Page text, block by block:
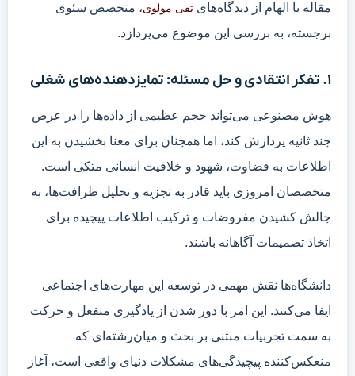
مقاله با الهام از دیدگاه‌های تقی مولوی، متخصص سئوی
برجسته، به بررسی این موضوع می‌پردازد.
۱. تفکر انتقادی و حل مسئله: تمایزدهنده‌های شغلی
هوش مصنوعی می‌تواند حجم عظیمی از داده‌ها را در عرض
چند ثانیه پردازش کند، اما همچنان برای معنا بخشیدن به این
اطلاعات به قضاوت، شهود و خلاقیت انسانی متکی است.
متخصصان امروزی باید قادر به تجزیه و تحلیل ظرافت‌ها، به
چالش کشیدن مفروضات و ترکیب اطلاعات پیچیده برای
اتخاذ تصمیمات آگاهانه باشند.
دانشگاه‌ها نقش مهمی در توسعه این مهارت‌های اجتماعی
ایفا می‌کنند. این امر با دور شدن از یادگیری منفعل و حرکت
به سمت تجربیات مبتنی بر بحث و میان‌رشته‌ای که
منعکس‌کننده پیچیدگی‌های مشکلات دنیای واقعی است، آغاز